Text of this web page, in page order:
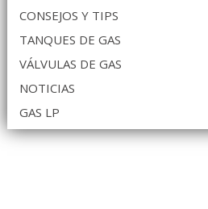
CONSEJOS Y TIPS
TANQUES DE GAS
VÁLVULAS DE GAS
NOTICIAS
GAS LP